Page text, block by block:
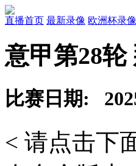
直播首页 最新录像 欧洲杯录像
意甲第28
比赛日期:
< 请点击下